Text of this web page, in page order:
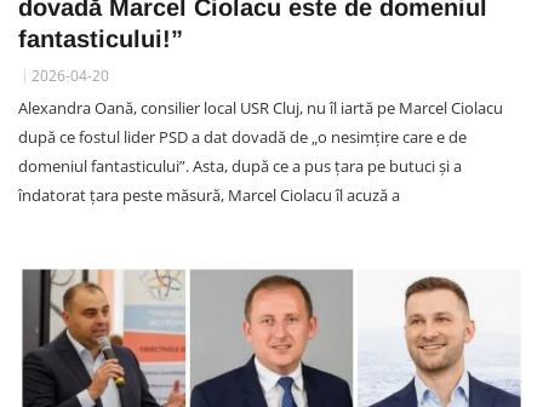
dovadă Marcel Ciolacu este de domeniul
fantasticului!”
2026-04-20
Alexandra Oană, consilier local USR Cluj, nu îl iartă pe Marcel Ciolacu
după ce fostul lider PSD a dat dovadă de „o nesimțire care e de
domeniul fantasticului”. Asta, după ce a pus țara pe butuci și a
îndatorat țara peste măsură, Marcel Ciolacu îl acuză a